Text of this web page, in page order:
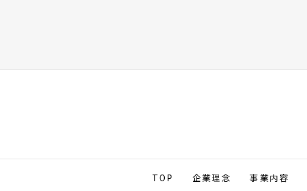
TOP 企業理念 事業内容